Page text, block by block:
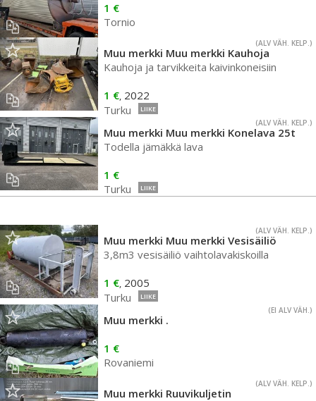
1 €
Tornio
(ALV VÄH. KELP.)
Muu merkki Muu merkki Kauhoja
Kauhoja ja tarvikkeita kaivinkoneisiin
1 €, 2022
Turku
LIIKE
(ALV VÄH. KELP.)
Muu merkki Muu merkki Konelava 25t
Todella jämäkkä lava
1 €
Turku
LIIKE
(ALV VÄH. KELP.)
Muu merkki Muu merkki Vesisäiliö
3,8m3 vesisäiliö vaihtolavakiskoilla
1 €, 2005
Turku
LIIKE
(EI ALV VÄH.)
Muu merkki .
1 €
Rovaniemi
(ALV VÄH. KELP.)
Muu merkki Ruuvikuljetin